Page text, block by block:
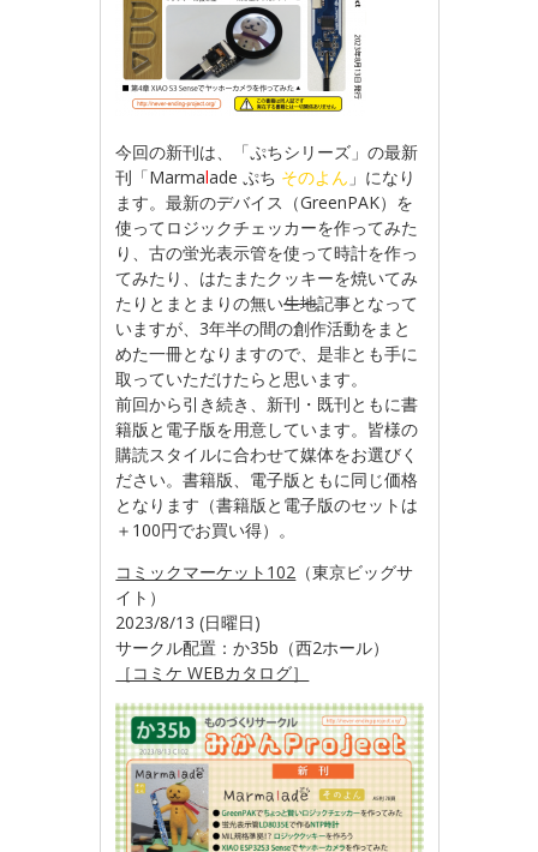
今回の新刊は、「ぷちシリーズ」の最新
刊「Marmalade ぷち そのよん 」になり
ます。最新のデバイス（GreenPAK）を
使ってロジックチェッカーを作ってみた
り、古の蛍光表示管を使って時計を作っ
てみたり、はたまたクッキーを焼いてみ
たりとまとまりの無い生地記事となって
いますが、3年半の間の創作活動をまと
めた一冊となりますので、是非とも手に
取っていただけたらと思います。
前回から引き続き、新刊・既刊ともに書
籍版と電子版を用意しています。皆様の
購読スタイルに合わせて媒体をお選びく
ださい。書籍版、電子版ともに同じ価格
となります（書籍版と電子版のセットは
＋100円でお買い得）。
コミックマーケット102 （東京ビッグサ
イト）
2023/8/13 (日曜日)
サークル配置：か35b（西2ホール）
［コミケ WEBカタログ］